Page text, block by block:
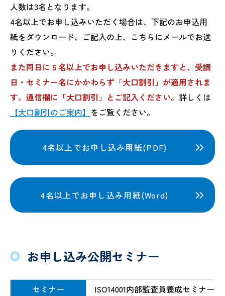
人数は3名となります。
4名以上でお申し込みいただく場合は、下記のお申込用
紙をダウンロード、ご記入の上、こちらにメールでお送
りください。
また同日に５名以上でお申し込みいただきますと、受講
日・セミナー名にかかわらず「大口割引」が適用されま
す。通信欄に「大口割引」とご記入ください。 詳しくは
【大口割引のご案内】 をご覧ください。
4名以上でお申し込み用紙(PDF)
4名以上でお申し込み用紙(Word)
お申し込み公開セミナー
セミナー
ISO14001内部監査員養成セミナー